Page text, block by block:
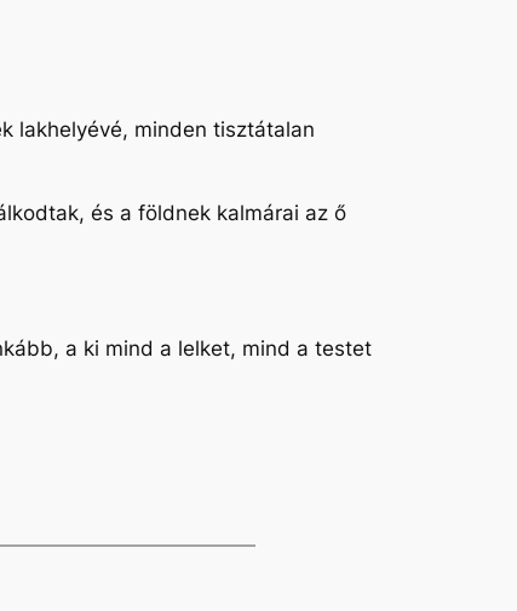
lakhelyévé, minden tisztátalan
és a földnek kalmárai az ő
a ki mind a lelket, mind a testet